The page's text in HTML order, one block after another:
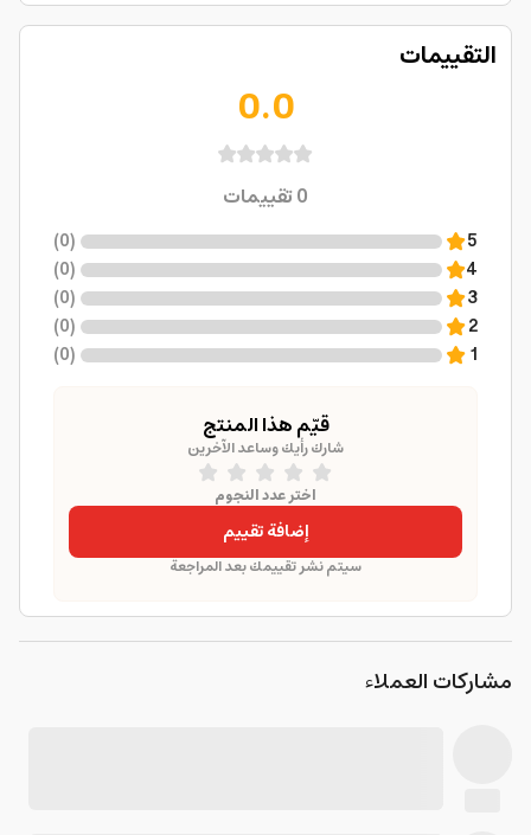
التقييمات
0.0
0تقييمات
5
(
0
)
4
(
0
)
3
(
0
)
2
(
0
)
1
(
0
)
قيّم هذا المنتج
شارك رأيك وساعد الآخرين
اختر عدد النجوم
إضافة تقييم
سيتم نشر تقييمك بعد المراجعة
مشاركات العملاء